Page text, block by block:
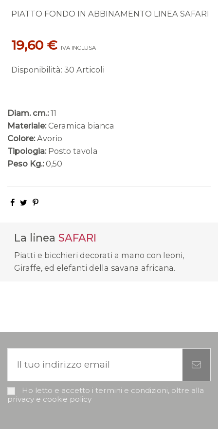
PIATTO FONDO IN ABBINAMENTO LINEA SAFARI
19,60 € IVA INCLUSA
Disponibilità: 30 Articoli
Diam. cm.: 11
Materiale: Ceramica bianca
Colore: Avorio
Tipologia: Posto tavola
Peso Kg.: 0,50
La linea SAFARI
Piatti e bicchieri decorati a mano con leoni,
Giraffe, ed elefanti della savana africana.
Ho letto e accetto i termini e condizioni, oltre alla
privacy e cookie policy